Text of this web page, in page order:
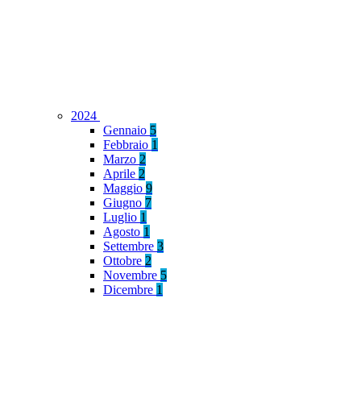
2024
Gennaio 5
Febbraio 1
Marzo 2
Aprile 2
Maggio 9
Giugno 7
Luglio 1
Agosto 1
Settembre 3
Ottobre 2
Novembre 5
Dicembre 1